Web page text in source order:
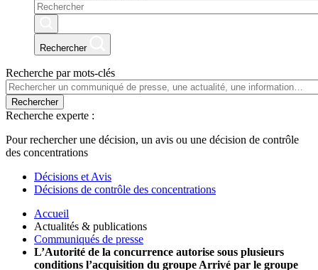
Rechercher
Recherche par mots-clés
Rechercher
Recherche experte :
Pour rechercher une décision, un avis ou une décision de contrôle
des concentrations
Décisions et Avis
Décisions de contrôle des concentrations
Accueil
Actualités & publications
Communiqués de presse
L’Autorité de la concurrence autorise sous plusieurs
conditions l’acquisition du groupe Arrivé par le groupe